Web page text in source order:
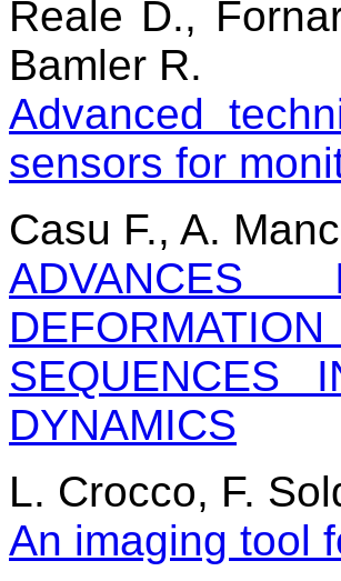
Reale D.,
Bamler R.
Advanced
sensors for
Casu F., A.
SEQUENCES
DYNAMICS
L. Crocco, F.
An imaging tool